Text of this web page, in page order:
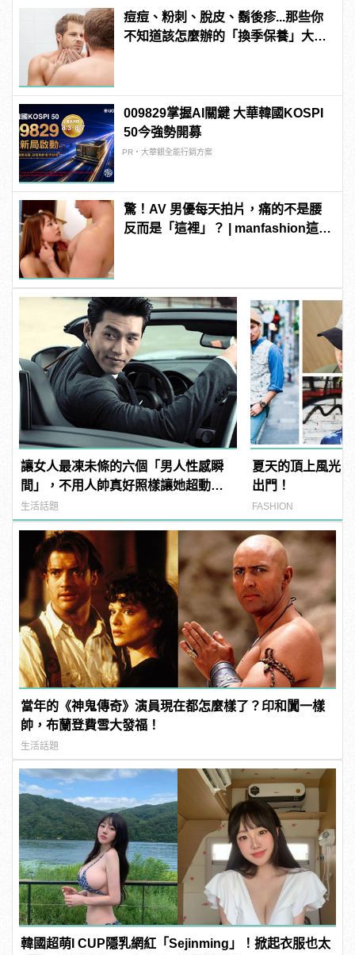
痘痘、粉刺、脫皮、鬍後疹...那些你
不知道該怎麼辦的「換季保養」大哉
009829掌握AI關鍵 大華韓國KOSPI
50今強勢開募
PR・大華銀全能行銷方案
驚！AV 男優每天拍片，痛的不是腰
反而是「這裡」？ | manfashion這樣
讓女人最凍未條的六個「男人性感瞬
間」，不用人帥真好照樣讓她超動
心！
生活話題
夏天的頂上風光
出門！
FASHION
當年的《神鬼傳奇》演員現在都怎麼樣了？印和闐一樣
帥，布蘭登費雪大發福！
生活話題
韓國超萌I CUP隱乳網紅「Sejinming」！掀起衣服也太